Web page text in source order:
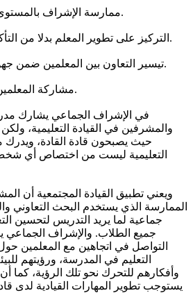
ممارسة الإشراف بالمستوى الذي يمارسه المشرفين.
التركيز على تطوير المعلم بدلا من التأكيد على امتثاله للتوجيهات.
تيسير التعاون بين المعلمين ضمن جهود تحسين مستوى التعليم.
مشاركة المعلمين في بحث تأملي متواصل.
في الإشراف الجماعي يشارك
والمشرفين في القيادة التعليمية،
حيث يصبحون قادة القادة، ويدرك
التعليمية ليست من اختصاص أي
ويعني تطبيق القيادة المجتمعية أن
الممارسة الذي يستخدم البحث التعاوني
جماعية لما يريد التدريس لتحسين
جميع الطلاب. والإشراف الجماعي
التواصل في اتجاهين مع المعلمين
التعليم في المدرسة، ورؤيتهم
وأفكارهم للتحرك نحو تلك الرؤية، كما
يستوجب تطوير المهارات القيادية لدى